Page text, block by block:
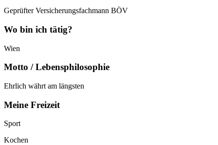
Geprüfter Versicherungsfachmann BÖV
Wo bin ich tätig?
Wien
Motto / Lebensphilosophie
Ehrlich währt am längsten
Meine Freizeit
Sport
Kochen